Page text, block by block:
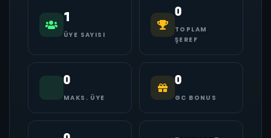
1
ÜYE SAYISI
0
TOPLAM
ŞEREF
0
MAKS. ÜYE
0
GC BONUS